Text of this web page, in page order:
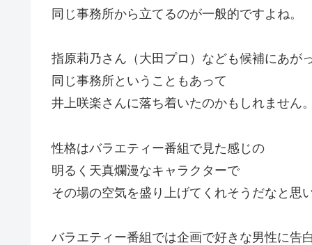
同じ事務所から立てるのが一般的ですよね。
指原莉乃さん（大田プロ）なども候補にあが
同じ事務所ということもあって
井上咲楽さんに落ち着いたのかもしれません。
性格はバラエティー番組で見た感じの
明るく天真爛漫なキャラクターで
その場の空気を盛り上げてくれそうだなと思い
バラエティー番組では企画で好きな男性に告